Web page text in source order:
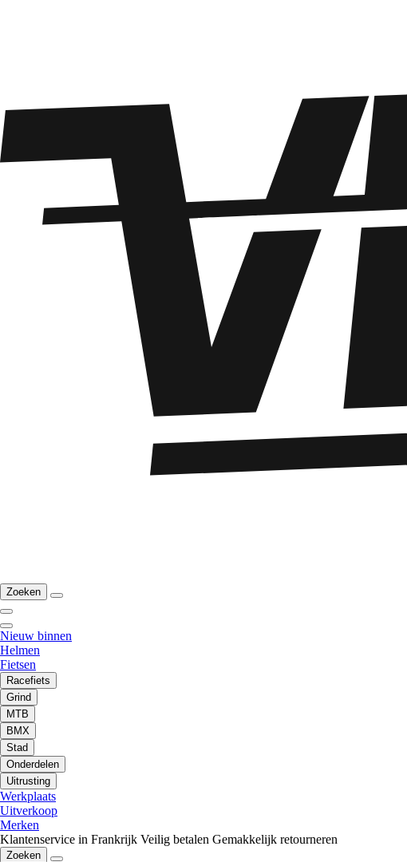
Zoeken
Nieuw binnen
Helmen
Fietsen
Racefiets
Grind
MTB
BMX
Stad
Onderdelen
Uitrusting
Werkplaats
Uitverkoop
Merken
Klantenservice in Frankrijk Veilig betalen Gemakkelijk retourneren
Zoeken